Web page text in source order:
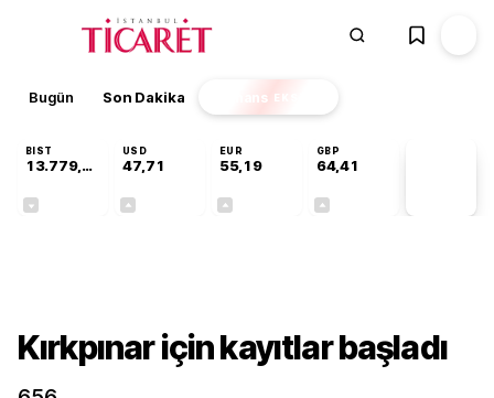
Bugün Son Dakika Finans EKSTRA
BIST
13.779,39
USD
47,71
EUR
55,19
GBP
64,41
Kırkpınar için kayıtlar başladı